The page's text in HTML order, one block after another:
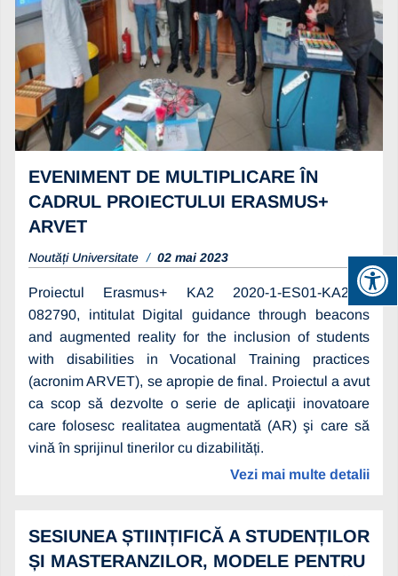
EVENIMENT DE MULTIPLICARE ÎN
CADRUL PROIECTULUI ERASMUS+
ARVET
Noutăți Universitate 02 mai 2023
Proiectul Erasmus+ KA2 2020-1-ES01-KA202-
082790, intitulat Digital guidance through beacons
and augmented reality for the inclusion of students
with disabilities in Vocational Training practices
(acronim ARVET), se apropie de final. Proiectul a avut
ca scop să dezvolte o serie de aplicaţii inovatoare
care folosesc realitatea augmentată (AR) şi care să
vină în sprijinul tinerilor cu dizabilități.
Vezi mai multe detalii
SESIUNEA ȘTIINȚIFICĂ A STUDENȚILOR
ȘI MASTERANZILOR, MODELE PENTRU